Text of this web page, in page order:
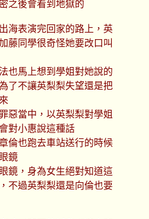
之後會看到地獄的
海表演完回家的路上，英
藤同學很奇怪她要改口叫
也馬上想到學姐對她說的
了不讓英梨梨失望還是把
惡當中，以英梨梨對學姐
對小惠說這種話
倫也跑去車站送行的時候
鏡
鏡，身為女生絕對知道這
不過英梨梨還是向倫也要